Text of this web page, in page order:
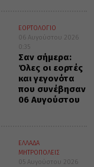
ΕΟΡΤΟΛΟΓΙΟ
06 Αυγούστου 2026
0:35
Σαν σήμερα:
Όλες οι εορτές
και γεγονότα
που συνέβησαν
06 Αυγούστου
ΕΛΛΑΔΑ
ΜΗΤΡΟΠΟΛΕΙΣ
05 Αυγούστου 2026